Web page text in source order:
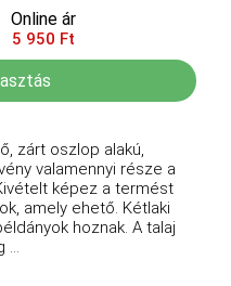
Online ár
5 950 Ft
zárt oszlop alakú,
valamennyi része a
képez a termést
amely ehető. Kétlaki
hoznak. A talaj
...